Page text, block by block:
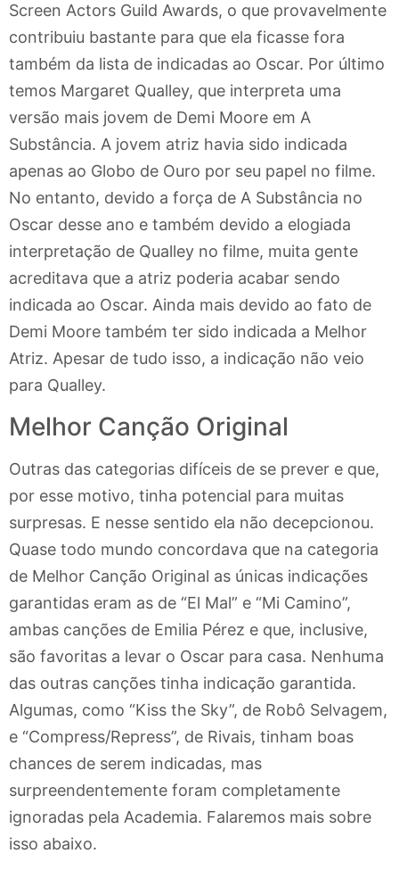
Screen Actors Guild Awards, o que provavelmente
contribuiu bastante para que ela ficasse fora
também da lista de indicadas ao Oscar. Por último
temos Margaret Qualley, que interpreta uma
versão mais jovem de Demi Moore em A
Substância. A jovem atriz havia sido indicada
apenas ao Globo de Ouro por seu papel no filme.
No entanto, devido a força de A Substância no
Oscar desse ano e também devido a elogiada
interpretação de Qualley no filme, muita gente
acreditava que a atriz poderia acabar sendo
indicada ao Oscar. Ainda mais devido ao fato de
Demi Moore também ter sido indicada a Melhor
Atriz. Apesar de tudo isso, a indicação não veio
para Qualley.
Melhor Canção Original
Outras das categorias difíceis de se prever e que,
por esse motivo, tinha potencial para muitas
surpresas. E nesse sentido ela não decepcionou.
Quase todo mundo concordava que na categoria
de Melhor Canção Original as únicas indicações
garantidas eram as de “El Mal” e “Mi Camino”,
ambas canções de Emilia Pérez e que, inclusive,
são favoritas a levar o Oscar para casa. Nenhuma
das outras canções tinha indicação garantida.
Algumas, como “Kiss the Sky”, de Robô Selvagem,
e “Compress/Repress”, de Rivais, tinham boas
chances de serem indicadas, mas
surpreendentemente foram completamente
ignoradas pela Academia. Falaremos mais sobre
isso abaixo.